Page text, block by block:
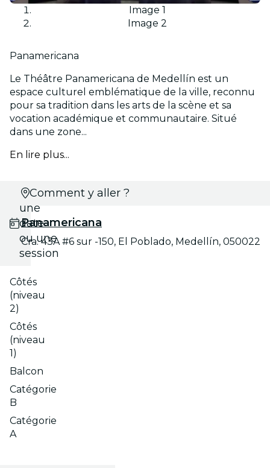
Image 1
Image 2
Panamericana
Le Théâtre Panamericana de Medellín est un
espace culturel emblématique de la ville, reconnu
pour sa tradition dans les arts de la scène et sa
vocation académique et communautaire. Situé
dans une zone...
En lire plus...
Choisis
une
date
ou une
session
Côtés
(niveau
2)
Côtés
(niveau
1)
Balcon
Catégorie
B
Catégorie
A
Comment y aller ?
Panamericana
Cra. 43A #6 sur -150, El Poblado, Medellín, 050022